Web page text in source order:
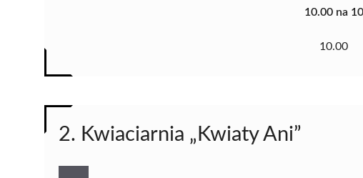
10.00 na 10
10.00
2. Kwiaciarnia „Kwiaty Ani”